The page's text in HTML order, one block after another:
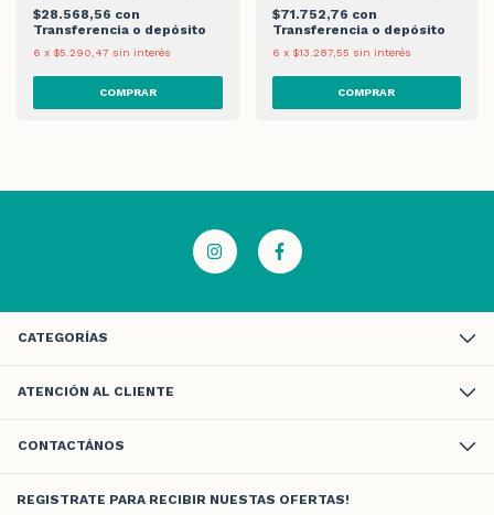
$28.568,56 con
Transferencia o depósito
6 x $5.290,47 sin interés
$71.752,76 con
Transferencia o depósito
6 x $13.287,55 sin interés
CATEGORÍAS
ATENCIÓN AL CLIENTE
CONTACTÁNOS
REGISTRATE PARA RECIBIR NUESTAS OFERTAS!